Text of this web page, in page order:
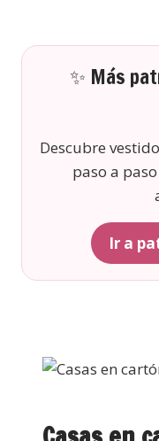
✨ Más
Descubre
paso a
Ir a